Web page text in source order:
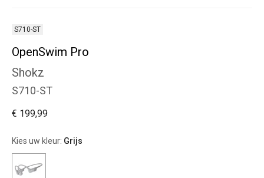
S710-ST
OpenSwim Pro
Shokz
S710-ST
€ 199,99
Kies uw kleur: Grijs